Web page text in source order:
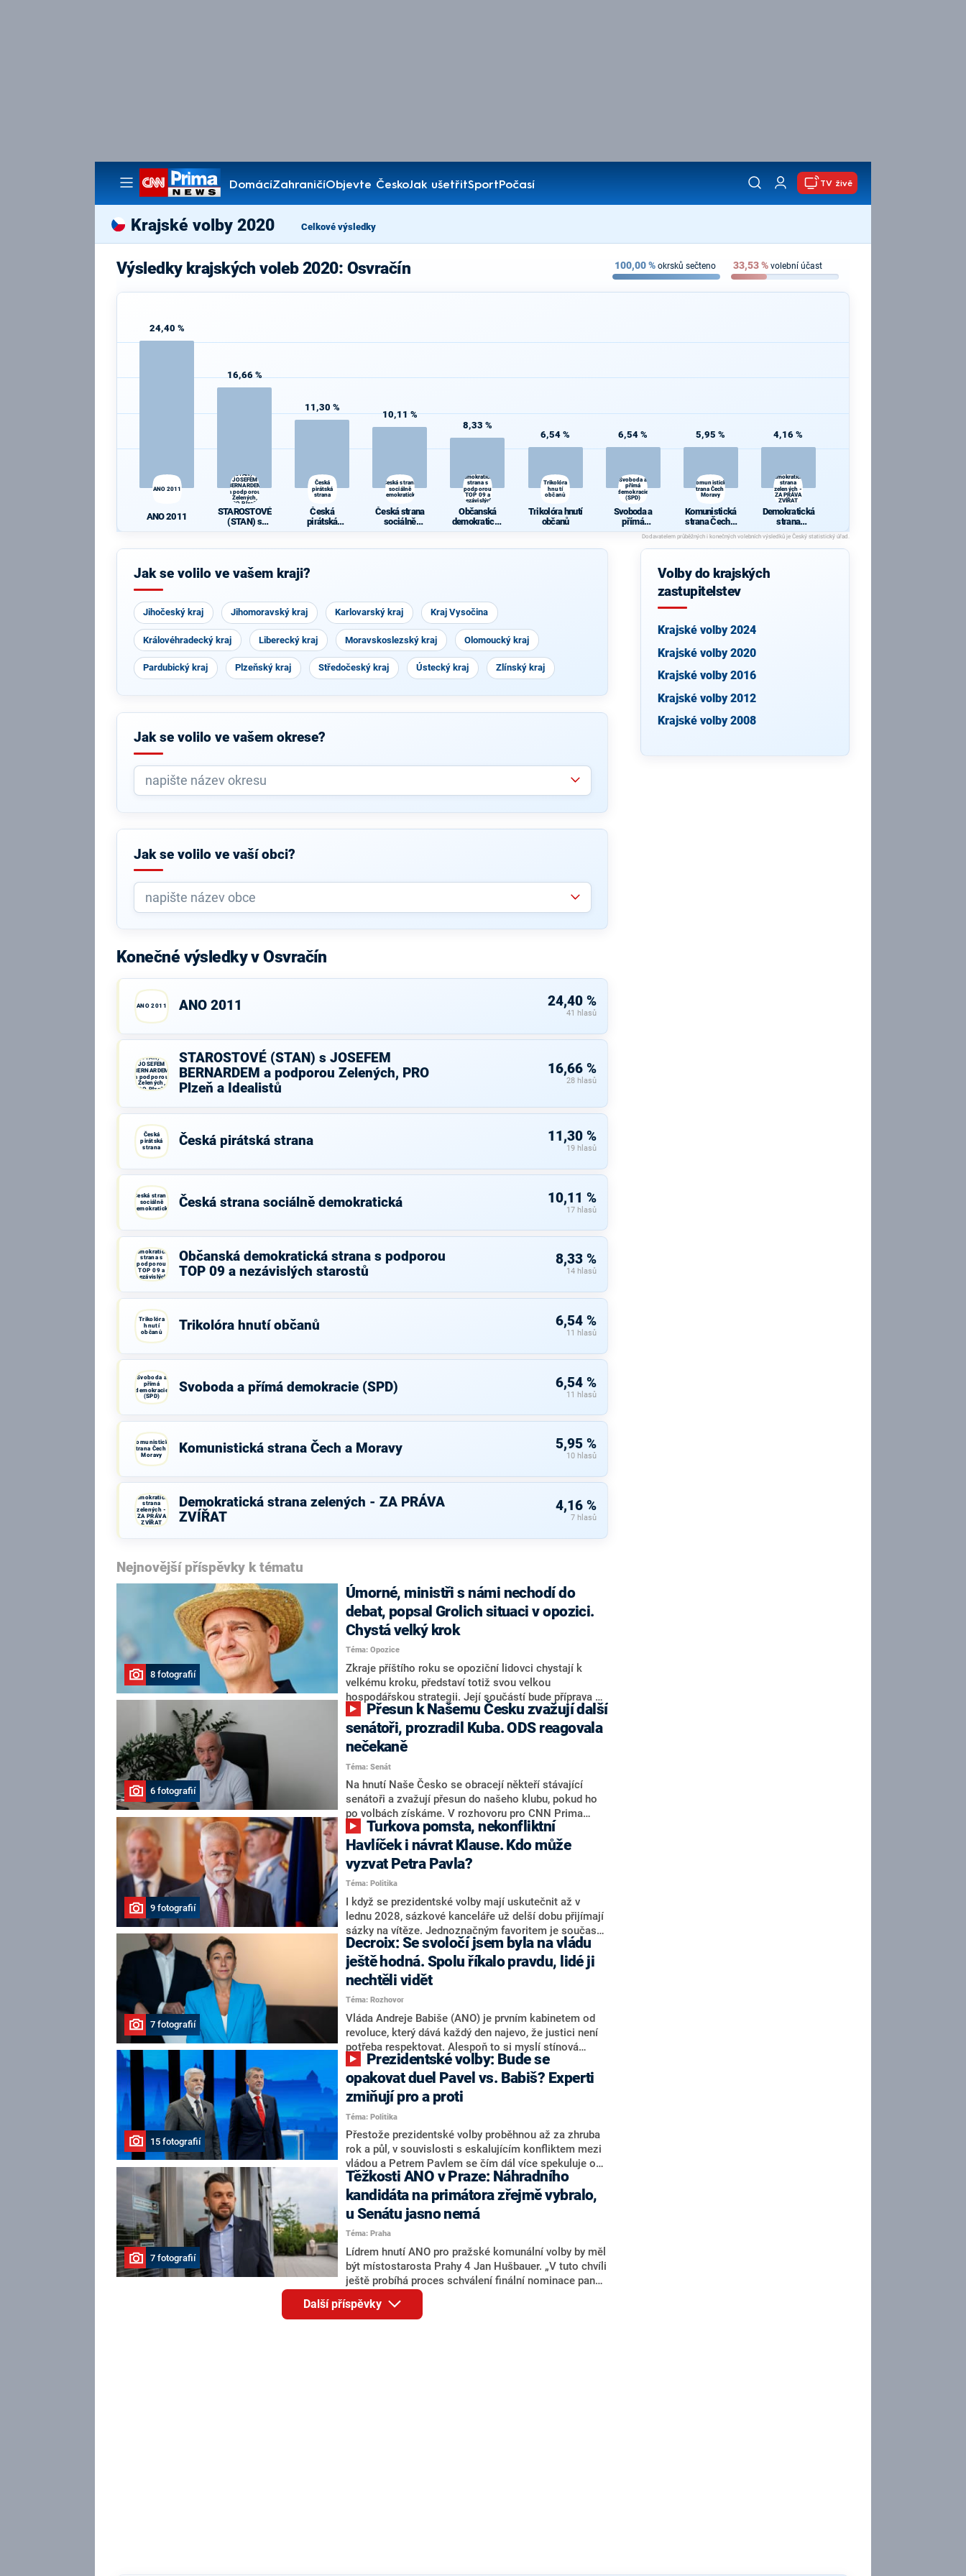
DomácíZahraničíObjevte ČeskoJak ušetřitSportPočasí
Pořady
TV živě
Krajské volby 2020 Celkové výsledky
Výsledky krajských voleb 2020: Osvračín 100,00% okrsků sečteno 33,53% volební účast
24,40 %
ANO 2011
ANO 2011
16,66 %
(STAN) s
JOSEFEM
BERNARDEM
a podporou
Zelených,
PRO Plzeň a
Idealistů
STAROSTOVÉ
(STAN) s
a podporou
PRO Plzeň a
11,30 %
Česká
pirátská
strana
Česká
pirátská
10,11 %
Česká strana
sociálně
demokratická
Česká strana
sociálně
8,33 %
demokratická
strana s
podporou
TOP 09 a
nezávislých
starostů
Občanská
demokratická
09 a
6,54 %
Trikolóra
hnutí
občanů
Trikolóra hnutí
občanů
6,54 %
Svoboda a
přímá
demokracie
(SPD)
Svoboda a
přímá
demokracie
(SPD)
5,95 %
Komunistická
strana Čech a
Moravy
Komunistická
strana Čech a
Moravy
4,16 %
Demokratická
strana
zelených -
ZA PRÁVA
ZVÍŘAT
Demokratická
strana
zelených - ZA
PRÁVA
ZVÍŘAT
Jak se volilo ve vašem kraji?
Jihočeský kraj Jihomoravský kraj Karlovarský kraj Kraj Vysočina
Královéhradecký kraj Liberecký kraj Moravskoslezský kraj Olomoucký kraj
Pardubický kraj Plzeňský kraj Středočeský kraj Ústecký kraj Zlínský kraj
Jak se volilo ve vašem okrese?
Jak se volilo ve vaší obci?
Konečné výsledky v Osvračín
ANO 2011 ANO 2011 24,40 %
41 hlasů
(STAN) s
JOSEFEM
BERNARDEM
a podporou
Zelených,
PRO Plzeň a
STAROSTOVÉ (STAN) s JOSEFEM
BERNARDEM a podporou Zelených, PRO
Plzeň a Idealistů
16,66 %
28 hlasů
Česká
pirátská
strana
Česká pirátská strana 11,30 %
19 hlasů
Česká strana
sociálně
demokratická
Česká strana sociálně demokratická 10,11 %
17 hlasů
demokratická
strana s
podporou
TOP 09 a
nezávislých
starostů
Občanská demokratická strana s podporou
TOP 09 a nezávislých starostů
8,33 %
14 hlasů
Trikolóra
hnutí
občanů
Trikolóra hnutí občanů 6,54 %
11 hlasů
Svoboda a
přímá
demokracie
(SPD)
Svoboda a přímá demokracie (SPD) 6,54 %
11 hlasů
Komunistická
strana Čech a
Moravy
Komunistická strana Čech a Moravy 5,95 %
10 hlasů
Demokratická
strana
zelených -
ZA PRÁVA
ZVÍŘAT
Demokratická strana zelených - ZA PRÁVA
ZVÍŘAT
4,16 %
7 hlasů
Nejnovější příspěvky k tématu
8 fotografií
Úmorné, ministři s námi nechodí do
debat, popsal Grolich situaci v opozici.
Chystá velký krok
Téma: Opozice
Zkraje příštího roku se opoziční lidovci chystají k
velkému kroku, představí totiž svou velkou
hospodářskou strategii. Její součástí bude příprava na
stárnutí populace, řekl ve středu na setkání s novináři
nový předseda lidovců Jan Grolich. Ten zároveň v
senátních volbách kandiduje ve Vyškově. Popsal i
aktivitu opozice, o níž vládní strany nebo političtí
komentátoři mluví jako o slabé a v defenzivě. „Je to
úmorná práce upozorňovat na chyby vlády. Ministři s
námi navíc nechodí do debat. Chceme ale ukazovat
svoje témata,“ odpověděl Grolich na dotaz CNN Prima
NEWS.
6 fotografií
senátoři, prozradil Kuba. ODS reagovala
nečekaně
Téma: Senát
Na hnutí Naše Česko se obracejí někteří stávající
senátoři a zvažují přesun do našeho klubu, pokud ho
po volbách získáme. V rozhovoru pro CNN Prima
NEWS to řekl zakladatel hnutí a jihočeský hejtman
Martin Kuba. Konkrétní nebyl, ale získat by takto mohl
například senátora Zdeňka Hrabu, který je dnes
součástí klubu ODS a TOP 09. Hraba to na dotaz
redakce nevyloučil. Předseda klubu senátorů ODS
Zdeněk Nytra redakci řekl, že počítá s odchodem
některých senátorů z klubu a že Naše Česko není
nepřítel, ale soupeř.
9 fotografií
Havlíček i návrat Klause. Kdo může
vyzvat Petra Pavla?
Téma: Politika
I když se prezidentské volby mají uskutečnit až v
lednu 2028, sázkové kanceláře už delší dobu přijímají
sázky na vítěze. Jednoznačným favoritem je současná
hlava státu Petr Pavel. Daleko za ním pak bookmakeři
zmiňují dva výrazné politiky ANO, tedy premiéra
Andreje Babiše a ministra průmyslu Karla Havlíčka.
Oblíbeným tipem samotných sázkařů je poslanec za
Motoristy Filip Turek. Politolog Jan Kubáček nicméně
o případné kandidatuře kohokoliv ze zmíněné trojice
značně pochybuje. Podle něj současná koalice dosud
nemá osobu, která by Pavlovi mohla konkurovat.
7 fotografií
Decroix: Se svoločí jsem byla na vládu
ještě hodná. Spolu říkalo pravdu, lidé ji
nechtěli vidět
Téma: Rozhovor
Vláda Andreje Babiše (ANO) je prvním kabinetem od
revoluce, který dává každý den najevo, že justici není
potřeba respektovat. Alespoň to si myslí stínová
ministryně spravedlnosti ODS Eva Decroix. V
rozhovoru pro CNN Prima NEWS si nebrala servítky
ohledně politického výkonu svého nástupce Jeronýma
Tejce (za ANO) či vládní zmocněnkyně pro lidská
práva Taťány Malé (ANO). Označením „svoloč“ na
adresu vlády prý byla ještě hodná. Decroix se také
vrátila k volební porážce koalice Spolu či promluvila o
hnutí Naše Česko Martina Kuby.
15 fotografií
opakovat duel Pavel vs. Babiš? Experti
zmiňují pro a proti
Téma: Politika
Přestože prezidentské volby proběhnou až za zhruba
rok a půl, v souvislosti s eskalujícím konfliktem mezi
vládou a Petrem Pavlem se čím dál více spekuluje o
tom, koho by do bitvy o Hrad mohla vyslat současná
koalice. Někteří političtí komentátoři znovu vytahují
jméno premiéra Andreje Babiše (ANO). Jak moc je
pravděpodobné, že se v prezidentských volbách 2028
bude znovu opakovat souboj z roku 2023?
7 fotografií
Těžkosti ANO v Praze: Náhradního
kandidáta na primátora zřejmě vybralo,
u Senátu jasno nemá
Téma: Praha
Lídrem hnutí ANO pro pražské komunální volby by měl
být místostarosta Prahy 4 Jan Hušbauer. „V tuto chvíli
ještě probíhá proces schválení finální nominace pana
Jana Hušbauera Výborem hnutí ANO,“ uvedl pro
redakci místopředseda pražského ANO Martin
Benkovič. O Hušbauerovi se spekulovalo jako o
Další příspěvky
Volby do krajských
zastupitelstev
Krajské volby 2024
Krajské volby 2020
Krajské volby 2016
Krajské volby 2012
Krajské volby 2008